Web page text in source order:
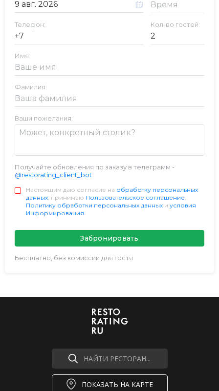
Телефон: Кол-во гостей:
Имя:
Фамилия:
Ваши пожелания:
Получайте обновления по заказу в телеграмм -
@restorating_client_bot
Настоящим даю согласие на обработку персональных
данных, принимаю Пользовательское соглашение,
Политику обработки персональных данных и условия
Информирования
Забронировать
Бесплатно, без комиссии для гостя
НАЙТИ РЕСТОРАН...
ПОКАЗАТЬ НА КАРТЕ